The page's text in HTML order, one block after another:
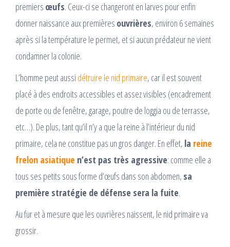
premiers œufs. Ceux-ci se changeront en larves pour enfin
donner naissance aux premières ouvrières, environ 6 semaines
après si la température le permet, et si aucun prédateur ne vient
condamner la colonie.
L’homme peut aussi détruire le nid primaire, car il est souvent
placé à des endroits accessibles et assez visibles (encadrement
de porte ou de fenêtre, garage, poutre de loggia ou de terrasse,
etc…). De plus, tant qu’il n’y a que la reine à l’intérieur du nid
primaire, cela ne constitue pas un gros danger. En effet, la reine
frelon asiatique n’est pas très agressive: comme elle a
tous ses petits sous forme d’œufs dans son abdomen, sa
première stratégie de défense sera la fuite.
Au fur et à mesure que les ouvrières naissent, le nid primaire va
grossir.